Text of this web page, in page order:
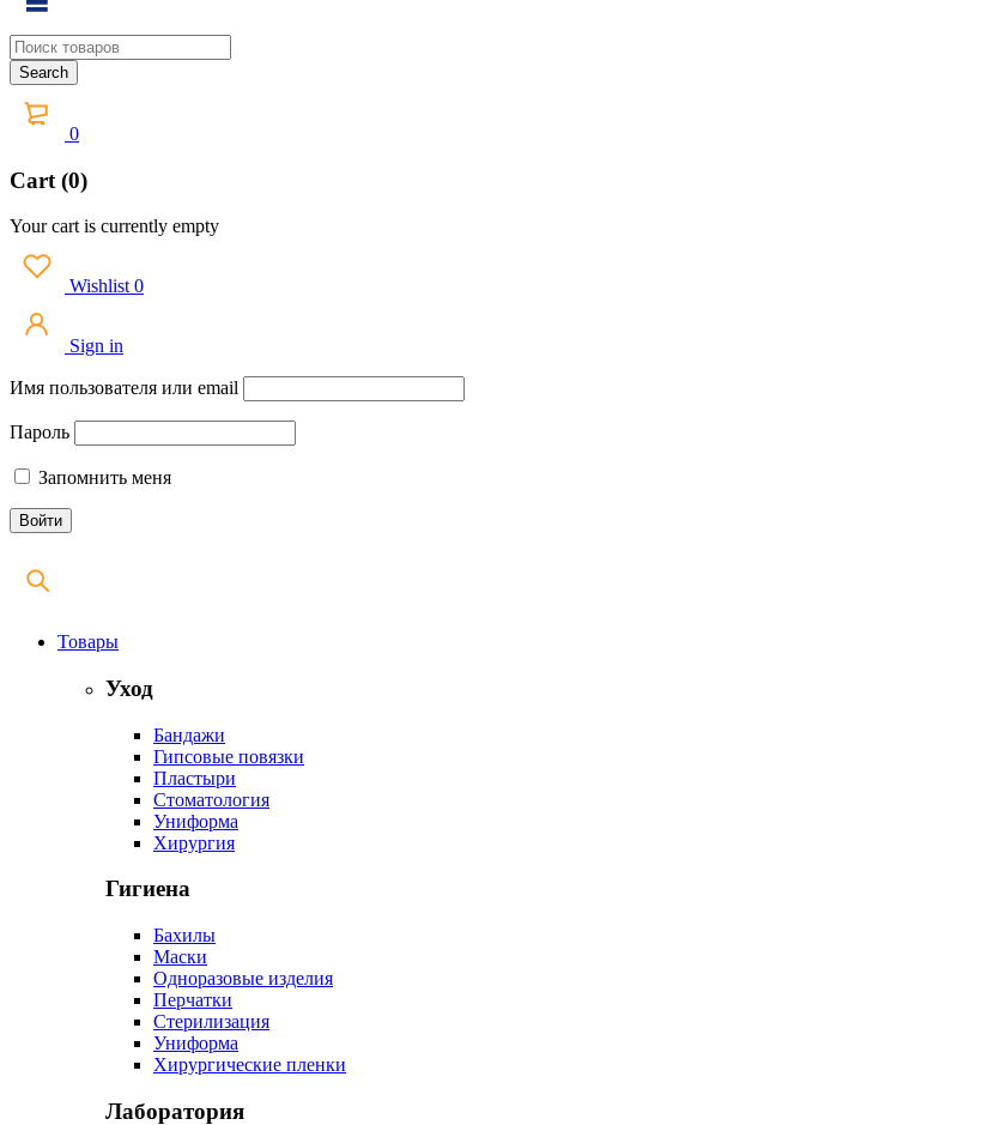
0
Cart (0)
Your cart is currently empty
Wishlist 0
Sign in
Имя пользователя или email
Пароль
Запомнить меня
Товары
Уход
Бандажи
Гипсовые повязки
Пластыри
Стоматология
Униформа
Хирургия
Гигиена
Бахилы
Маски
Одноразовые изделия
Перчатки
Стерилизация
Униформа
Хирургические пленки
Лаборатория